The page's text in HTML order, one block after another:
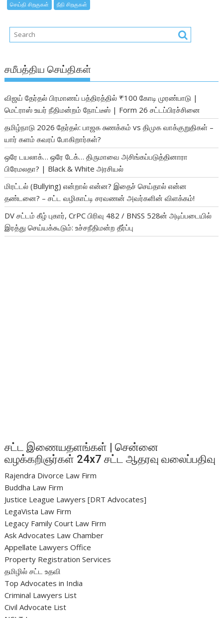
செய்தி சிறகுகள் நீதி சிறகுகள்
சமீபத்திய செய்திகள்
விஜய் தேர்தல் பிரமாணப் பத்திரத்தில் ₹100 கோடி முரண்பாடு |
மெட்ராஸ் உயர் நீதிமன்றம் நோட்டீஸ் | Form 26 சட்டப்பிரச்சினை
தமிழ்நாடு 2026 தேர்தல்: பாஜக சுணக்கம் vs திமுக வாக்குறுதிகள் –
யார் களம் கவரப் போகிறார்கள்?
ஒரே டயலாக்… ஒரே டேக்… திருமாவை அசிங்கப்படுத்தினாரா
பிரேமலதா? | Black & White அரசியல்
மிரட்டல் (Bullying) என்றால் என்ன? இதைச் செய்தால் என்ன
தண்டனை? – சட்ட வழிகாட்டி சரவணன் அவர்களின் விளக்கம்!
DV சட்டம் கீழ் புகார், CrPC பிரிவு 482 / BNSS 528ன் அடிப்படையில்
இரத்து செய்யக்கூடும்: உச்சநீதிமன்ற தீர்ப்பு
சட்ட இணையதளங்கள் | சென்னை
வழக்கறிஞர்கள் 24x7 சட்ட ஆதரவு வலைப்பதிவு
Rajendra Divorce Law Firm
Buddha Law Firm
Justice League Lawyers [DRT Advocates]
LegaVista Law Firm
Legacy Family Court Law Firm
Ask Advocates Law Chamber
Appellate Lawyers Office
Property Registration Services
தமிழில் சட்ட உதவி
Top Advocates in India
Criminal Lawyers List
Civil Advocate List